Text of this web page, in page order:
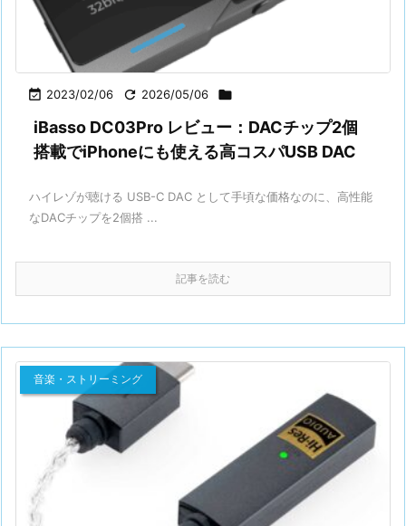
 2023/02/06  2026/05/06 
iBasso DC03Pro レビュー：DACチップ2個
搭載でiPhoneにも使える高コスパUSB DAC
ハイレゾが聴ける USB-C DAC として手頃な価格なのに、高性能
なDACチップを2個搭 ...
記事を読む
音楽・ストリーミング